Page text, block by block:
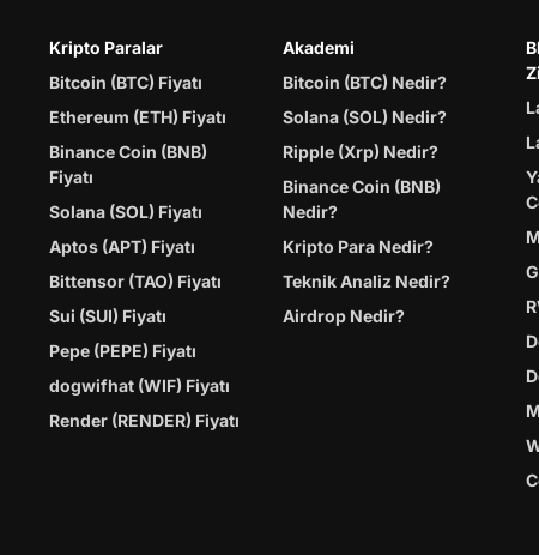
Kripto Paralar
Bitcoin (BTC) Fiyatı
Ethereum (ETH) Fiyatı
Binance Coin (BNB)
Fiyatı
Solana (SOL) Fiyatı
Aptos (APT) Fiyatı
Bittensor (TAO) Fiyatı
Sui (SUI) Fiyatı
Pepe (PEPE) Fiyatı
dogwifhat (WIF) Fiyatı
Render (RENDER) Fiyatı
Akademi
Bitcoin (BTC) Nedir?
Solana (SOL) Nedir?
Ripple (Xrp) Nedir?
Binance Coin (BNB)
Nedir?
Kripto Para Nedir?
Teknik Analiz Nedir?
Airdrop Nedir?